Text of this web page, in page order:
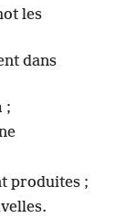
les
dans
;
produites ;